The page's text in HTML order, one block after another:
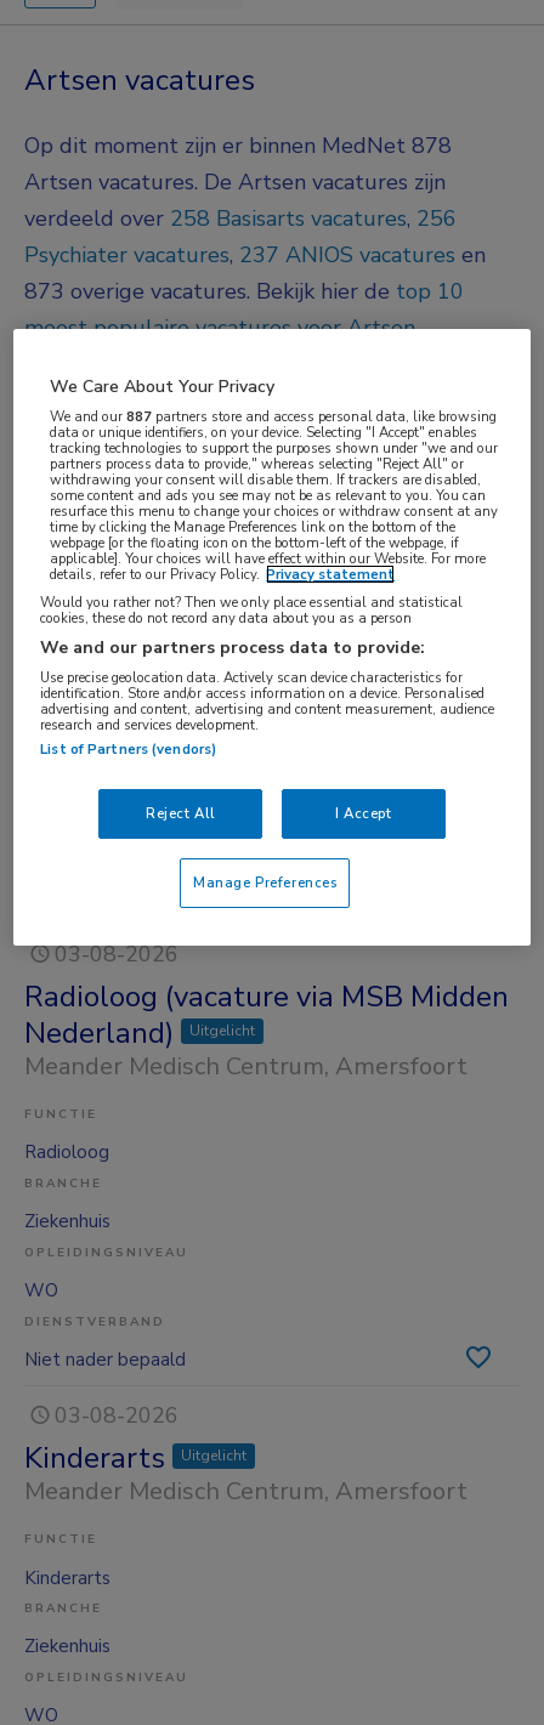
Artsen vacatures
Op dit moment zijn er binnen MedNet 878
Artsen vacatures. De Artsen vacatures zijn
verdeeld over 258 Basisarts vacatures, 256
Psychiater vacatures, 237 ANIOS vacatures en
873 overige vacatures. Bekijk hier de top 10
meest populaire vacatures voor Artsen.
JobAlert instellen
We hebben878vacatures voor je gevonden
03-08-2026
ANIOS Uitgelicht
Parnassia Groep, Rotterdam
FUNCTIE
ANIOS
BRANCHE
GGZ
OPLEIDINGSNIVEAU
03-08-2026
Radioloog (vacature via MSB Midden
Nederland)
Uitgelicht
Meander Medisch Centrum, Amersfoort
FUNCTIE
Radioloog
BRANCHE
Ziekenhuis
OPLEIDINGSNIVEAU
WO
DIENSTVERBAND
Niet nader bepaald
03-08-2026
Kinderarts Uitgelicht
Meander Medisch Centrum, Amersfoort
FUNCTIE
Kinderarts
BRANCHE
Ziekenhuis
OPLEIDINGSNIVEAU
WO
We Care About Your Privacy
We and our887 partners store and access personal data, like browsing
data or unique identifiers, on your device. Selecting "I Accept" enables
tracking technologies to support the purposes shown under "we and our
partners process data to provide," whereas selecting "Reject All" or
withdrawing your consent will disable them. If trackers are disabled,
some content and ads you see may not be as relevant to you. You can
resurface this menu to change your choices or withdraw consent at any
time by clicking the Manage Preferences link on the bottom of the
webpage [or the floating icon on the bottom-left of the webpage, if
applicable]. Your choices will have effect within our Website. For more
details, refer to our Privacy Policy. Privacy statement
Would you rather not? Then we only place essential and statistical
cookies, these do not record any data about you as a person
We and our partners process data to provide:
Use precise geolocation data. Actively scan device characteristics for
identification. Store and/or access information on a device. Personalised
advertising and content, advertising and content measurement, audience
research and services development.
List of Partners (vendors)
Reject All I Accept
Manage Preferences